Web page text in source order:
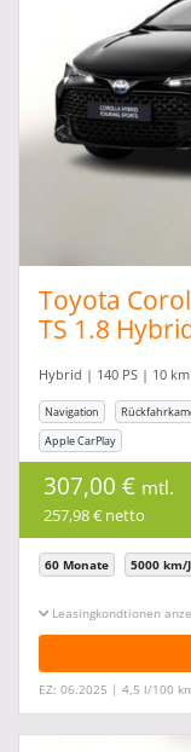
Toyota
TS 1.8
Hybrid | 140 PS | 10
Navigation
Apple CarPlay
307,00 € mtl.
257,98 € netto
60 Monate 5000 km/
Leasingkonditionen
EZ: 06.2025 | 4,5 l/100